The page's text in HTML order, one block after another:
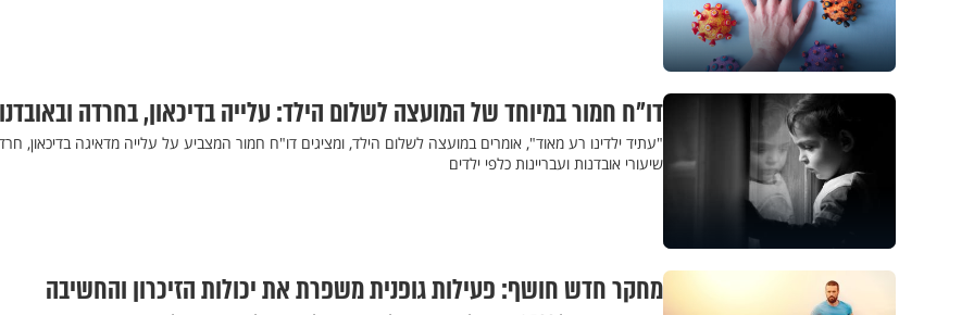
דו"ח חמור במיוחד של המועצה לשלום הילד: עלייה בדיכאון, בחרדה
"עתיד ילדינו רע מאוד", אומרים במועצה לשלום הילד, ומציגים דו"ח חמור המצביע על עלייה מדאיגה בדיכאון,
שיעורי אובדנות ועבריינות כלפי ילדים
מחקר חדש חושף: פעילות גופנית משפרת את יכולות הזיכרון והחשיבה